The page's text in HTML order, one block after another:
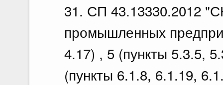
31. СП 43.13330.2012
промышленных
4.17) , 5 (пункты 5.3.5,
(пункты 6.1.8, 6.1.19,